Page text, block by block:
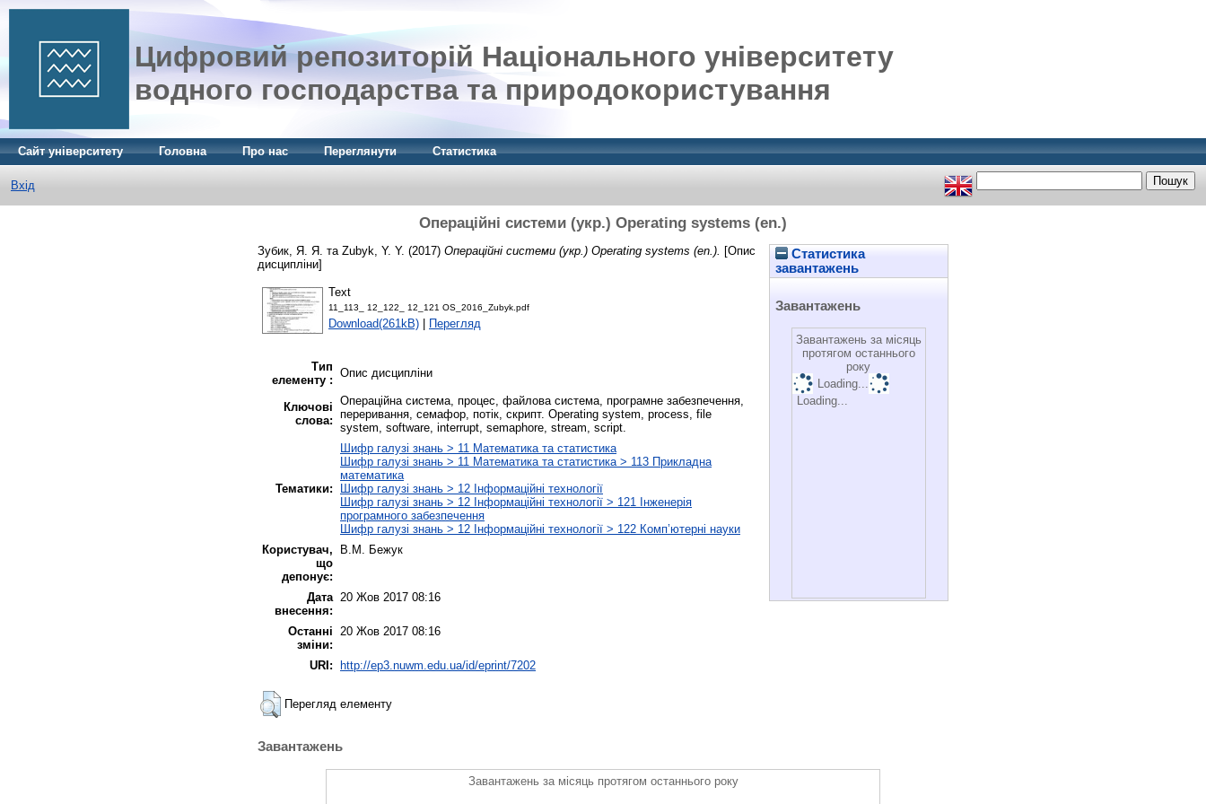
Цифровий репозиторій Національного університету
водного господарства та природокористування
Сайт університету Головна Про нас Переглянути Статистика
Вхід
Операційні системи (укр.) Operating systems (en.)
Статистика
завантажень
Завантажень
Завантажень за місяць
протягом останнього
року
Loading...
Loading...
Зубик, Я. Я. та Zubyk, Y. Y. (2017) Операційні системи (укр.) Operating systems (en.).
[Опис
дисципліни]
Text
11_113_ 12_122_ 12_121 OS_2016_Zubyk.pdf
Download(261kB) | Перегляд
Тип
елементу :
Опис дисципліни
Ключові
слова:
Операційна система, процес, файлова система, програмне забезпечення,
переривання, семафор, потік, скрипт. Operating system, process, file
system, software, interrupt, semaphore, stream, script.
Тематики:
Шифр галузі знань > 11 Математика та статистика
Шифр галузі знань > 11 Математика та статистика > 113 Прикладна
математика
Шифр галузі знань > 12 Інформаційні технології
Шифр галузі знань > 12 Інформаційні технології > 121 Інженерія
програмного забезпечення
Шифр галузі знань > 12 Інформаційні технології > 122 Комп’ютерні науки
Користувач,
що
депонує:
В.М. Бежук
Дата
внесення:
20 Жов 2017 08:16
Останні
зміни:
20 Жов 2017 08:16
URI: http://ep3.nuwm.edu.ua/id/eprint/7202
Перегляд елементу
Завантажень
Завантажень за місяць протягом останнього року